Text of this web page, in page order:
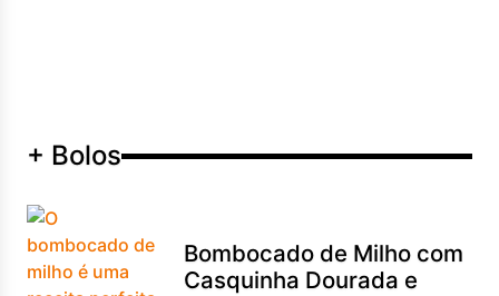
+ Bolos
Bombocado de Milho com
Casquinha Dourada e